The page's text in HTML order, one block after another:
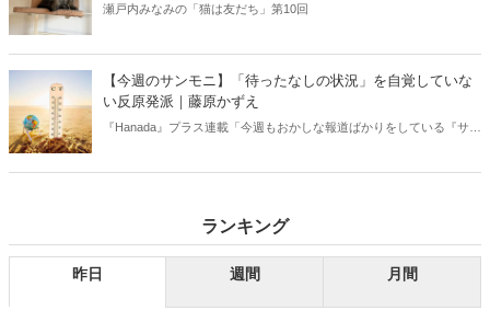
瀬戸内みなみの「猫は友だち」第10回
【今週のサンモニ】「待ったなしの状況」を自覚していな
い反原発派｜藤原かずえ
『Hanada』プラス連載「今週もおかしな報道ばかりをしている『サン
ランキング
昨日 週間 月間